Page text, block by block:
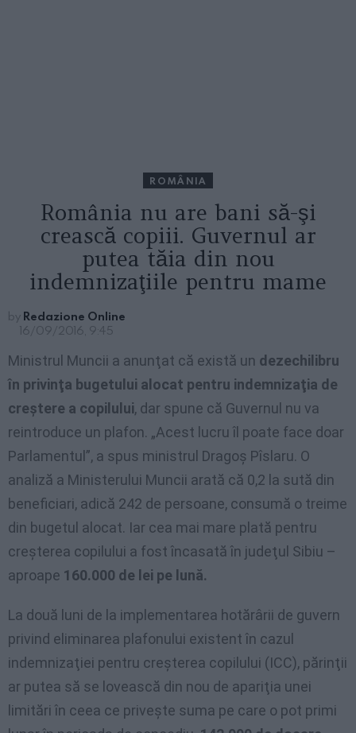
ROMÂNIA
România nu are bani să-şi
crească copiii. Guvernul ar
putea tăia din nou
indemnizaţiile pentru mame
by Redazione Online
16/09/2016, 9:45
Ministrul Muncii a anunţat că există un dezechilibru
în privinţa bugetului alocat pentru indemnizaţia de
creştere a copilului, dar spune că Guvernul nu va
reintroduce un plafon. „Acest lucru îl poate face doar
Parlamentul”, a spus ministrul Dragoş Pîslaru. O
analiză a Ministerului Muncii arată că 0,2 la sută din
beneficiari, adică 242 de persoane, consumă o treime
din bugetul alocat. Iar cea mai mare plată pentru
creşterea copilului a fost încasată în judeţul Sibiu –
aproape 160.000 de lei pe lună.
La două luni de la implementarea hotărârii de guvern
privind eliminarea plafonului existent în cazul
indemnizaţiei pentru creşterea copilului (ICC), părinţii
ar putea să se lovească din nou de apariţia unei
limitări în ceea ce priveşte suma pe care o pot primi